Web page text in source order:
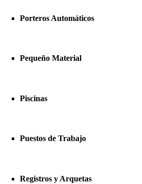
Porteros Automáticos
Pequeño Material
Piscinas
Puestos de Trabajo
Registros y Arquetas